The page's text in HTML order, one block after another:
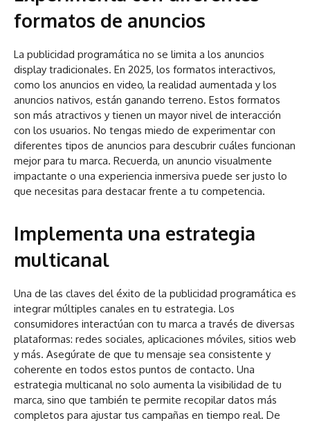
formatos de anuncios
La publicidad programática no se limita a los anuncios
display tradicionales. En 2025, los formatos interactivos,
como los anuncios en video, la realidad aumentada y los
anuncios nativos, están ganando terreno. Estos formatos
son más atractivos y tienen un mayor nivel de interacción
con los usuarios. No tengas miedo de experimentar con
diferentes tipos de anuncios para descubrir cuáles funcionan
mejor para tu marca. Recuerda, un anuncio visualmente
impactante o una experiencia inmersiva puede ser justo lo
que necesitas para destacar frente a tu competencia.
Implementa una estrategia
multicanal
Una de las claves del éxito de la publicidad programática es
integrar múltiples canales en tu estrategia. Los
consumidores interactúan con tu marca a través de diversas
plataformas: redes sociales, aplicaciones móviles, sitios web
y más. Asegúrate de que tu mensaje sea consistente y
coherente en todos estos puntos de contacto. Una
estrategia multicanal no solo aumenta la visibilidad de tu
marca, sino que también te permite recopilar datos más
completos para ajustar tus campañas en tiempo real. De